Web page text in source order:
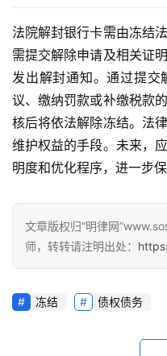
法院解封银行卡需由冻结
需提交解除申请及相关证
发出解封通知。通过提交
议、缴纳罚款或补缴税款
核后将依法解除冻结。法
维护权益的手段。未来，
明度和优化程序，进一步
文章版权归“明律网
师，转转请注明出处：
冻结 债权债务